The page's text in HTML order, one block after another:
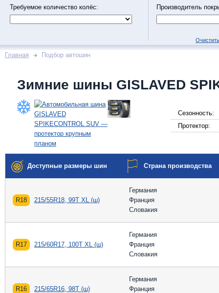
Требуемое количество колёс: Производитель
Главная Подбор автошин
Зимние шины GISLAVED
Сезонность:
Протектор:
Доступные размеры шин Страна производства
R18 215/55R18, 99T XL (ш)
Германия
Франция
Словакия
R17 215/60R17, 100T XL (ш)
Германия
Франция
Словакия
R16 215/65R16, 98T (ш)
Германия
Франция